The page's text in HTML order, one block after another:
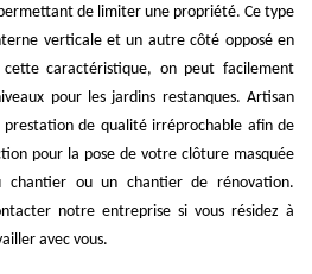
de limiter une propriété. Ce type
verticale et un autre côté opposé en
caractéristique, on peut facilement
pour les jardins restanques. Artisan
de qualité irréprochable afin de
pour la pose de votre clôture masquée
chantier ou un chantier de rénovation.
notre entreprise si vous résidez à
avec vous.